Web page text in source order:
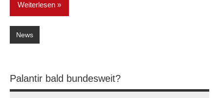
Weiterlesen
News
Palantir bald bundesweit?